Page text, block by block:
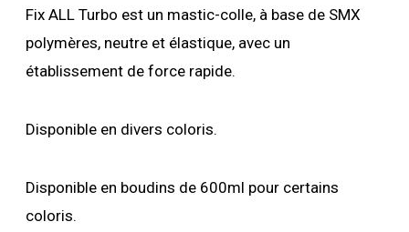
Fix ALL Turbo est un mastic-colle, à base de SMX
polymères, neutre et élastique, avec un
établissement de force rapide.
Disponible en divers coloris.
Disponible en boudins de 600ml pour certains
coloris.